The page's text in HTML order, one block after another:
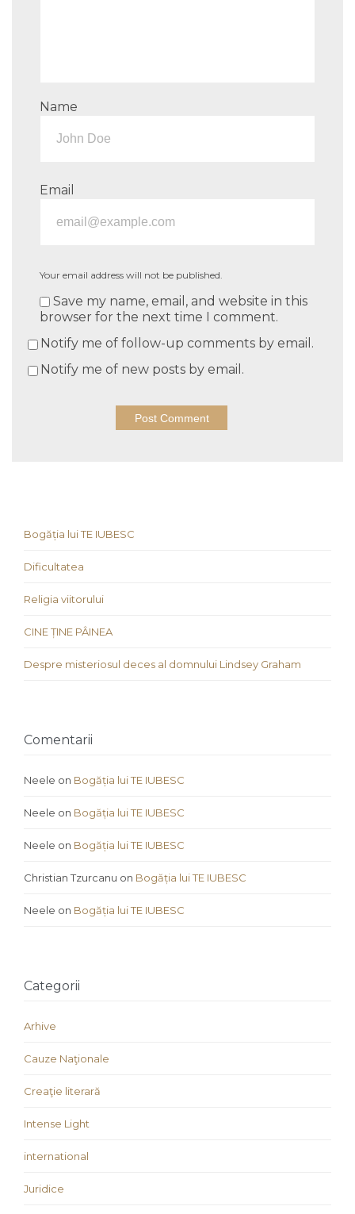
Name
Email
Your email address will not be published.
Save my name, email, and website in this
browser for the next time I comment.
Notify me of follow-up comments by email.
Notify me of new posts by email.
Bogăția lui TE IUBESC
Dificultatea
Religia viitorului
CINE ȚINE PÂINEA
Despre misteriosul deces al domnului Lindsey Graham
Comentarii
Neele on Bogăția lui TE IUBESC
Neele on Bogăția lui TE IUBESC
Neele on Bogăția lui TE IUBESC
Christian Tzurcanu on Bogăția lui TE IUBESC
Neele on Bogăția lui TE IUBESC
Categorii
Arhive
Cauze Naţionale
Creaţie literară
Intense Light
international
Juridice